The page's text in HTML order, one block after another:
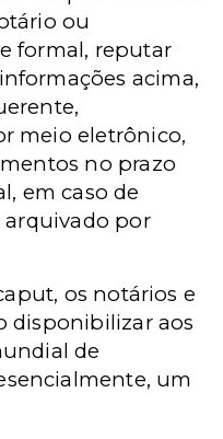
ou
formal, reputar
acima,
meio eletrônico,
no prazo
em caso de
arquivado por
os notários e
disponibilizar aos
de
um